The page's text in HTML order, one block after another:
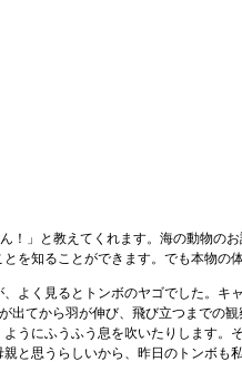
」と教えてくれます。海の動物の
を知ることができます。でも本物の
よく見るとトンボのヤゴでした。キ
てから羽が伸び、飛び立つまでの
うにふうふう息を吹いたりします。
と思うらしいから、昨日のトンボ